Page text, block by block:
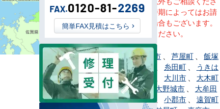
い。地域・時期によってはお請
けできない場合もございます。
直接ご相談ください。
赤村 、朝倉市 芦屋町
飯塚
、 糸島市 糸田町
うきは
市、宇美町 大川市
大木町
、大任町、 大野城市
大牟田
市、岡垣町 、 小郡市
遠賀町
FAX.0120-81-2269
簡単FAX見積はこちら